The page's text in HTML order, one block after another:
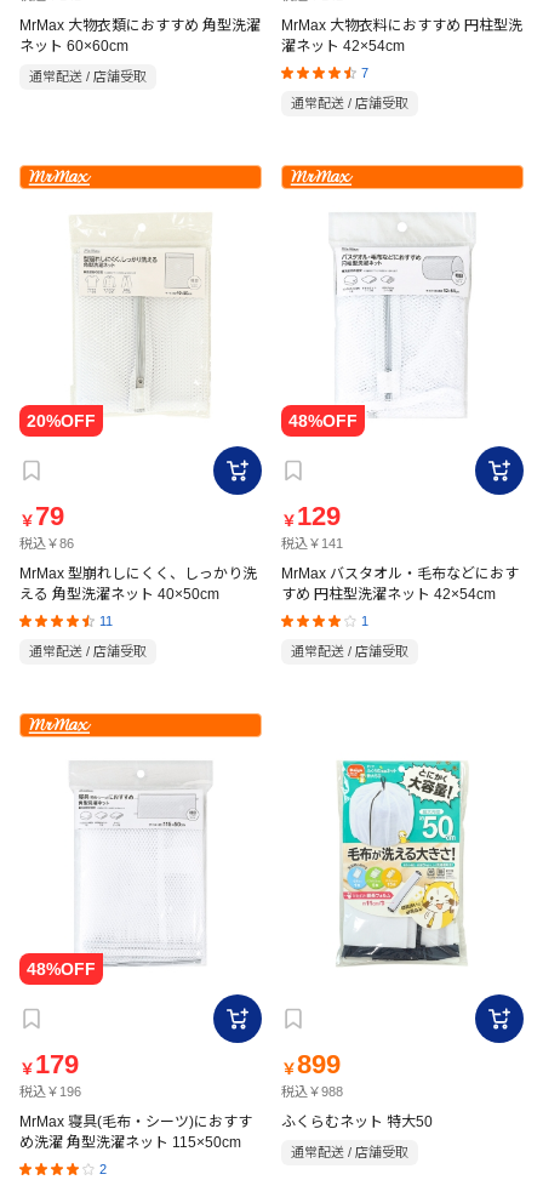
MrMax 大物衣類におすすめ 角型洗濯
ネット 60×60cm
通常配送 / 店舗受取
MrMax 大物衣料におすすめ 円柱型洗
濯ネット 42×54cm
7
通常配送 / 店舗受取
￥ 79
税込￥86
MrMax 型崩れしにくく、しっかり洗
える 角型洗濯ネット 40×50cm
11
通常配送 / 店舗受取
￥ 129
税込￥141
MrMax バスタオル・毛布などにおす
すめ 円柱型洗濯ネット 42×54cm
1
通常配送 / 店舗受取
￥ 179
税込￥196
MrMax 寝具(毛布・シーツ)におすす
め洗濯 角型洗濯ネット 115×50cm
2
￥899
税込￥988
ふくらむネット 特大50
通常配送 / 店舗受取